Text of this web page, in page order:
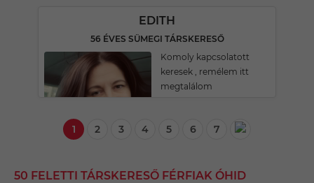
EDITH
56 ÉVES SÜMEGI TÁRSKERESŐ
Komoly kapcsolatott
keresek , remélem itt
megtalálom
1 2 3 4 5 6 7
50 FELETTI TÁRSKERESŐ FÉRFIAK ÓHID